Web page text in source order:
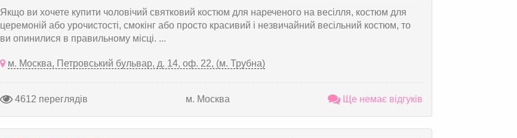
Якщо ви хочете купити чоловічий святковий костюм для нареченого на весілля, костюм для
церемоній або урочистості, смокінг або просто красивий і незвичайний весільний костюм, то
ви опинилися в правильному місці. ...
м. Москва, Петровський бульвар, д. 14, оф. 22, (м. Трубна)
4612 переглядів м. Москва Ще немає відгуків